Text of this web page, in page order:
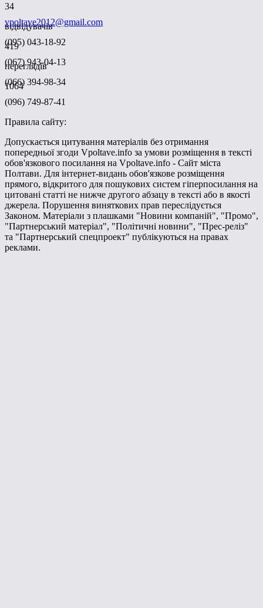
34
відвідувачів
419
переглядів
1064
vpoltave2012@gmail.com
(095) 043-18-92
(067) 943-04-13
(066) 394-98-34
(096) 749-87-41
Правила сайту:
Допускається цитування матеріалів без отримання
попередньої згоди Vpoltave.info за умови розміщення в тексті
обов'язкового посилання на Vpoltave.info - Сайт міста
Полтави. Для інтернет-видань обов'язкове розміщення
прямого, відкритого для пошукових систем гіперпосилання на
цитовані статті не нижче другого абзацу в тексті або в якості
джерела. Порушення виняткових прав переслідується
Законом. Матеріали з плашками "Новини компаній", "Промо",
"Партнерський матеріал", "Політичні новини", "Прес-реліз"
та "Партнерський спецпроект" публікуються на правах
реклами.